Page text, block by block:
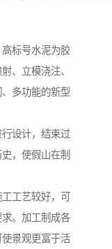
标号水泥为胶
、立模浇注、
多功能的新型
行设计，结束过
，使假山在制
工艺较好，可
。加工制成各
景观更富于活